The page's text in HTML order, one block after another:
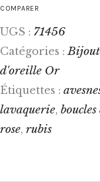
COMPARER
UGS : 71456
Catégories :
d'oreille Or
Étiquettes :
lavaquerie,
rose, rubis